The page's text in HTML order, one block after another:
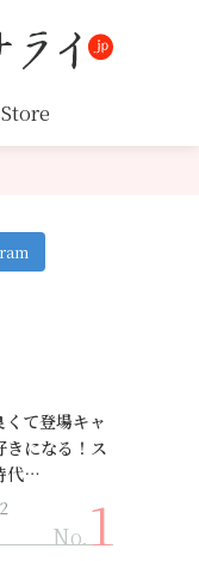
くて登場キャ
きになる！ス
代…
No.